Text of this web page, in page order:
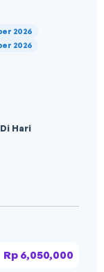
2026
2026
Hari
Rp 6,050,000